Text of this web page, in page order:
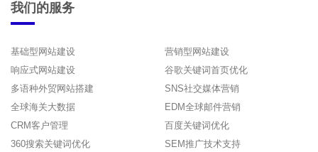
我们的服务
基础型网站建设
营销型网站建设
响应式网站建设
谷歌关键词首页优化
多语种外贸网站搭建
SNS社交媒体营销
全球海关大数据
EDM全球邮件营销
CRM客户管理
百度关键词优化
360搜索关键词优化
SEM推广技术支持